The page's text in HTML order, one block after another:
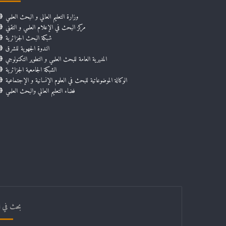
وزارة التعليم العالي و البحث العلمي
مركز البحث في الإعلام العلمي و التقني
شبكة البحث الجزائرية
الندوة الجهوية للشرق
المديرية العامة للبحث العلمي و التطوير التكنولوجي
الشبكة الجامعية الجزائرية
الوكالة الموضوعاتية للبحث في العلوم الإنسانية و الإجتماعية
فضاء التعليم العالي والبحث العلمي
بحث في